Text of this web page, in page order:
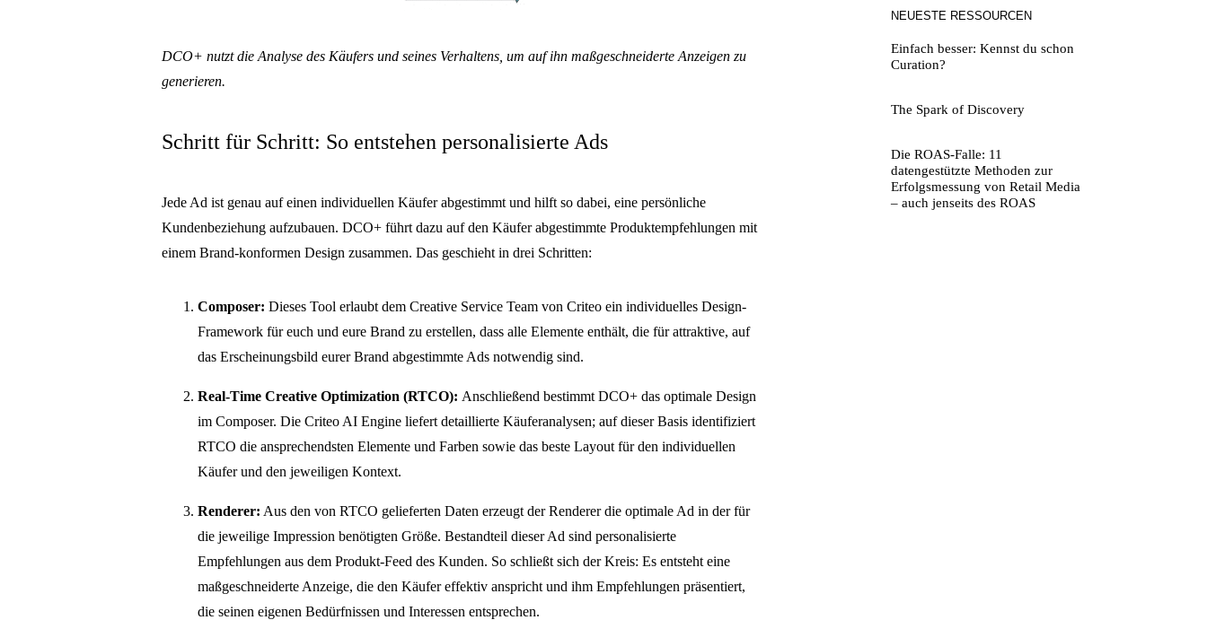
DCO+ nutzt die Analyse des Käufers und seines Verhaltens, um auf ihn maßgeschneiderte Anzeigen zu
generieren.
Schritt für Schritt: So entstehen personalisierte Ads
Jede Ad ist genau auf einen individuellen Käufer abgestimmt und hilft so dabei, eine persönliche
Kundenbeziehung aufzubauen. DCO+ führt dazu auf den Käufer abgestimmte Produktempfehlungen mit
einem Brand-konformen Design zusammen. Das geschieht in drei Schritten:
Composer:Dieses Tool erlaubt dem Creative Service Team von Criteo ein individuelles Design-
Framework für euch und eure Brand zu erstellen, dass alle Elemente enthält, die für attraktive, auf
das Erscheinungsbild eurer Brand abgestimmte Ads notwendig sind.
Real-Time Creative Optimization (RTCO): Anschließend bestimmt DCO+ das optimale Design
im Composer. Die Criteo AI Engine liefert detaillierte Käuferanalysen; auf dieser Basis identifiziert
RTCO die ansprechendsten Elemente und Farben sowie das beste Layout für den individuellen
Käufer und den jeweiligen Kontext.
Renderer: Aus den von RTCO gelieferten Daten erzeugt der Renderer die optimale Ad in der für
die jeweilige Impression benötigten Größe. Bestandteil dieser Ad sind personalisierte
Empfehlungen aus dem Produkt-Feed des Kunden. So schließt sich der Kreis: Es entsteht eine
maßgeschneiderte Anzeige, die den Käufer effektiv anspricht und ihm Empfehlungen präsentiert,
die seinen eigenen Bedürfnissen und Interessen entsprechen.
NEUESTE RESSOURCEN
Einfach besser: Kennst du schon
Curation?
The Spark of Discovery
Die ROAS-Falle: 11
datengestützte Methoden zur
Erfolgsmessung von Retail Media
– auch jenseits des ROAS